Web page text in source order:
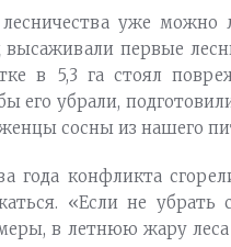
уже можно
первые
в 5,3 га стоял
его убрали,
сосны из нашего
года конфликта
«Если не убрать
в летнюю жару